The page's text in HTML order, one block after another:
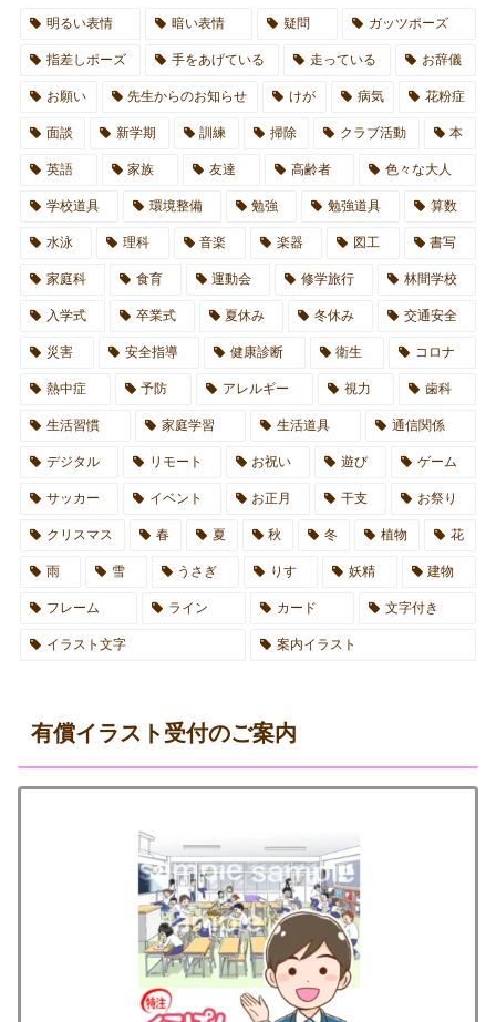
明るい表情 暗い表情 疑問 ガッツポーズ
指差しポーズ 手をあげている 走っている お辞儀
お願い 先生からのお知らせ けが 病気 花粉症
面談 新学期 訓練 掃除 クラブ活動 本
英語 家族 友達 高齢者 色々な大人
学校道具 環境整備 勉強 勉強道具 算数
水泳 理科 音楽 楽器 図工 書写
家庭科 食育 運動会 修学旅行 林間学校
入学式 卒業式 夏休み 冬休み 交通安全
災害 安全指導 健康診断 衛生 コロナ
熱中症 予防 アレルギー 視力 歯科
生活習慣 家庭学習 生活道具 通信関係
デジタル リモート お祝い 遊び ゲーム
サッカー イベント お正月 干支 お祭り
クリスマス 春 夏 秋 冬 植物 花
雨 雪 うさぎ りす 妖精 建物
フレーム ライン カード 文字付き
イラスト文字 案内イラスト
有償イラスト受付のご案内